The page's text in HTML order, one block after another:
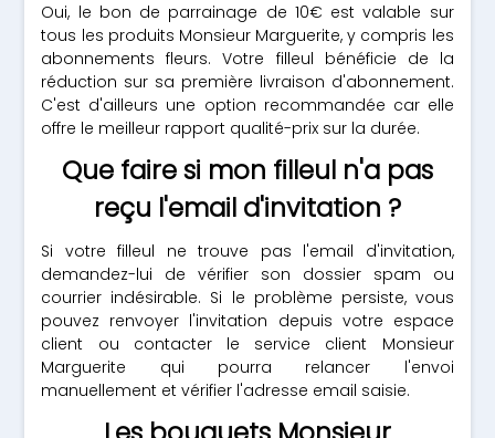
Oui, le bon de parrainage de 10€ est valable sur
tous les produits Monsieur Marguerite, y compris les
abonnements fleurs. Votre filleul bénéficie de la
réduction sur sa première livraison d'abonnement.
C'est d'ailleurs une option recommandée car elle
offre le meilleur rapport qualité-prix sur la durée.
Que faire si mon filleul n'a pas
reçu l'email d'invitation ?
Si votre filleul ne trouve pas l'email d'invitation,
demandez-lui de vérifier son dossier spam ou
courrier indésirable. Si le problème persiste, vous
pouvez renvoyer l'invitation depuis votre espace
client ou contacter le service client Monsieur
Marguerite qui pourra relancer l'envoi
manuellement et vérifier l'adresse email saisie.